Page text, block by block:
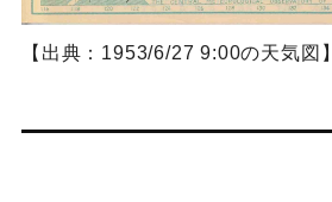
【出典：1953/6/27 9:00の天気図】